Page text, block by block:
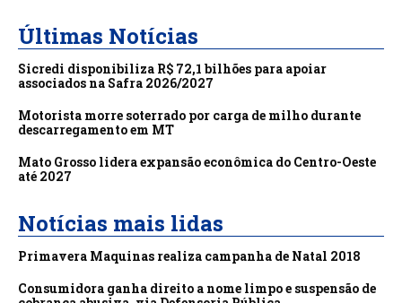
Últimas Notícias
Sicredi disponibiliza R$ 72,1 bilhões para apoiar
associados na Safra 2026/2027
Motorista morre soterrado por carga de milho durante
descarregamento em MT
Mato Grosso lidera expansão econômica do Centro-Oeste
até 2027
Notícias mais lidas
Primavera Maquinas realiza campanha de Natal 2018
Consumidora ganha direito a nome limpo e suspensão de